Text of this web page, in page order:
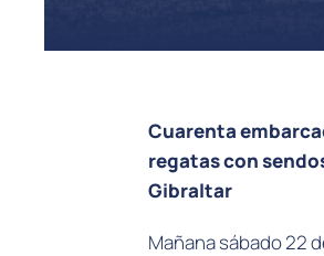
Cuarenta
regatas con
Gibraltar
Mañana sábado 22